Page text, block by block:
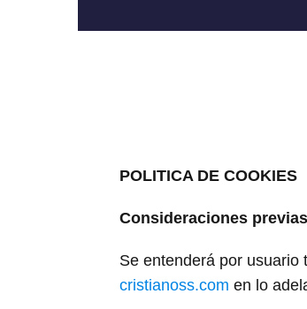
POLITICA DE COOKIES
Consideraciones previas
Se entenderá por usuario
cristianoss.com en lo